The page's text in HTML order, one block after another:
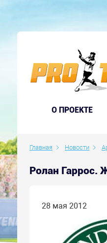
O ПРОЕКТЕ
Главная Новости
Ролан Гаррос.
28 мая 2012